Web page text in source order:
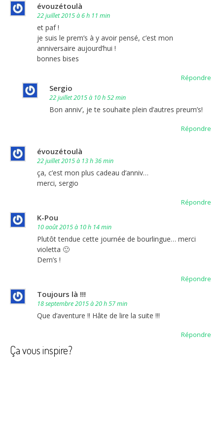
évouzétoulà
22 juillet 2015 à 6 h 11 min
et paf !
je suis le prem’s à y avoir pensé, c’est mon
anniversaire aujourd’hui !
bonnes bises
Répondre
Sergio
22 juillet 2015 à 10 h 52 min
Bon anniv’, je te souhaite plein d’autres preum’s!
Répondre
évouzétoulà
22 juillet 2015 à 13 h 36 min
ça, c’est mon plus cadeau d’anniv…
merci, sergio
Répondre
K-Pou
10 août 2015 à 10 h 14 min
Plutôt tendue cette journée de bourlingue… merci
violetta 🙂
Dern’s !
Répondre
Toujours là !!!
18 septembre 2015 à 20 h 57 min
Que d’aventure !! Hâte de lire la suite !!!
Répondre
Ça vous inspire?